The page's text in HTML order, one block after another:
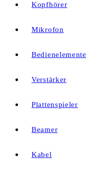
Kopfhörer
Mikrofon
Bedienelemente
Verstärker
Plattenspieler
Beamer
Kabel